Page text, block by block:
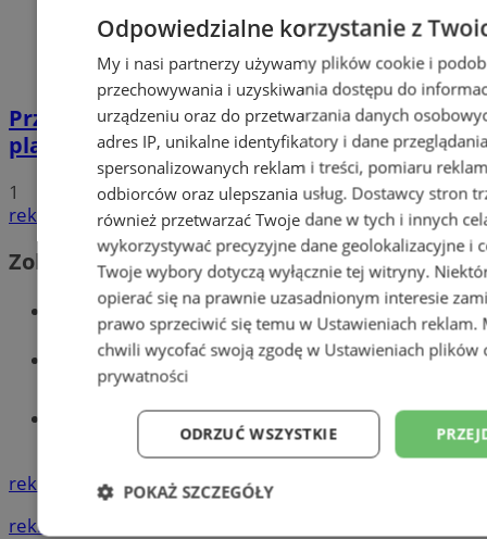
Przyszłość Wodzisławia Śląskiego:
planowane inwestycje na 2025 rok
1
reklama
Zobacz również
Wiadomości kryminalne w Wodzisławiu
Wiadomości lokalne
Tworzenie stron www - Wodzisław
reklama
reklama
Odpowiedzialne korzystanie z
My i nasi partnerzy używamy plików cookie i
przechowywania i uzyskiwania dostępu do
urządzeniu oraz do przetwarzania danych
adres IP, unikalne identyfikatory i dane
spersonalizowanych reklam i treści, pomiaru
odbiorców oraz ulepszania usług. Dostawcy stron
również przetwarzać Twoje dane w tych i innych
wykorzystywać precyzyjne dane geolokalizacyjne i
Twoje wybory dotyczą wyłącznie tej witryny.
opierać się na prawnie uzasadnionym interesie
prawo sprzeciwić się temu w Ustawieniach reklam.
chwili wycofać swoją zgodę w Ustawieniach plików
prywatności
ODRZUĆ WSZYSTKIE
POKAŻ SZCZEGÓŁY